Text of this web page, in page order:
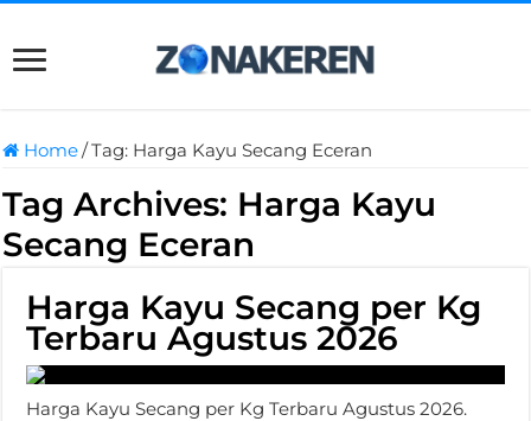
Home/Tag: Harga Kayu Secang Eceran
Tag Archives: Harga Kayu
Secang Eceran
Harga Kayu Secang per Kg
Terbaru Agustus 2026
Harga Kayu Secang per Kg Terbaru Agustus 2026.